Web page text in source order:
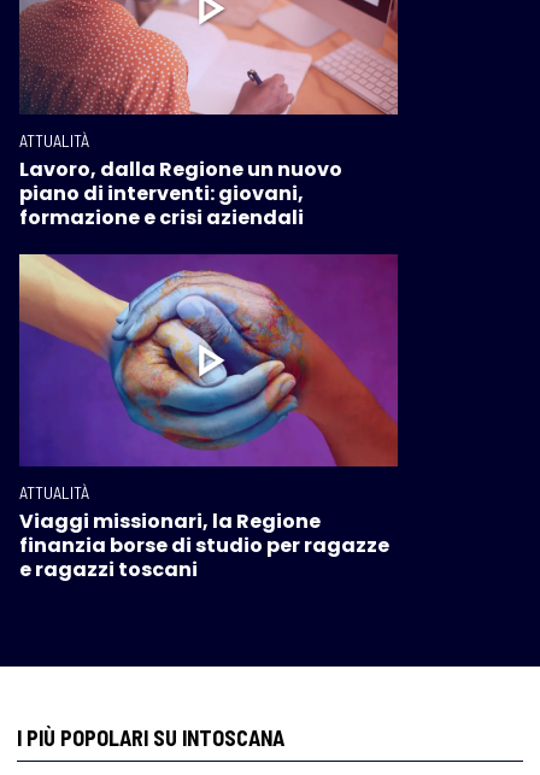
ATTUALITÀ
Lavoro, dalla Regione un nuovo
piano di interventi: giovani,
formazione e crisi aziendali
ATTUALITÀ
Viaggi missionari, la Regione
finanzia borse di studio per ragazze
e ragazzi toscani
I PIÙ POPOLARI SU INTOSCANA